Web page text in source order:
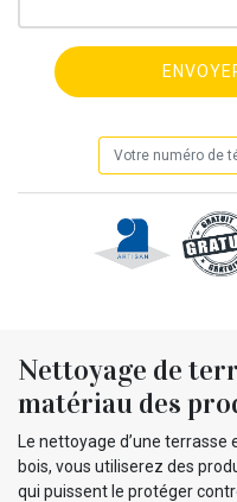
Nettoyage de
matériau des
Le nettoyage d’une terrasse
bois, vous utiliserez des
qui puissent le protéger